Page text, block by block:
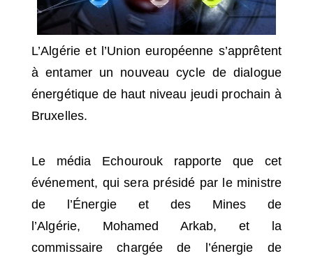
L’Algérie et l’Union européenne s’apprêtent
à entamer un nouveau cycle de dialogue
énergétique de haut niveau jeudi prochain à
Bruxelles.
Le média Echourouk rapporte que cet
événement, qui sera présidé par le ministre
de l’Énergie et des Mines de
l’Algérie, Mohamed Arkab, et la
commissaire chargée de l’énergie de